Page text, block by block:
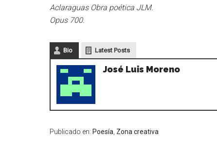
Aclaraguas Obra poética JLM.
Opus 700.
Bio Latest Posts
José Luis Moreno
Publicado en: Poesía Zona creativa